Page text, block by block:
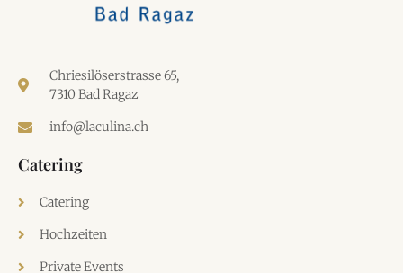
Chriesilöserstrasse 65,
7310 Bad Ragaz
info@laculina.ch
Catering
Catering
Hochzeiten
Private Events